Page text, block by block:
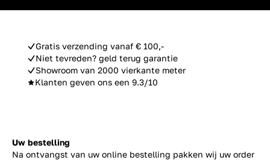
Gratis verzending vanaf € 100,-
Niet tevreden? geld terug garantie
Showroom van 2000 vierkante meter
Klanten geven ons een 9.3/10
Uw bestelling
Na ontvangst van uw online bestelling pakken wij uw order